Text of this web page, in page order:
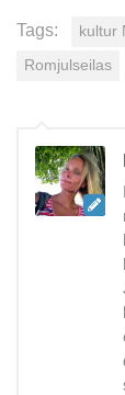
Tags: kultur
Romjulseilas